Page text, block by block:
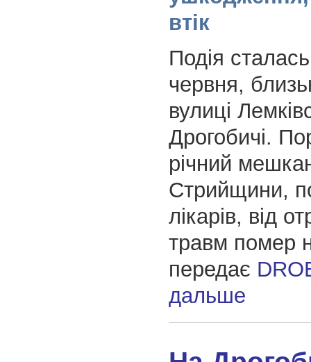
втік
Подія
червня,
вулиці
Дрогобичі.
річний
Стрийщини,
лікарів, від
травм помер
передає
дальше